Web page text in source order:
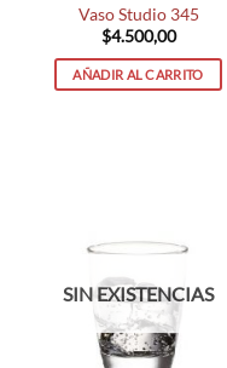
Vaso Studio 345
$4.500,00
AÑADIR AL CARRITO
SIN EXISTENCIAS